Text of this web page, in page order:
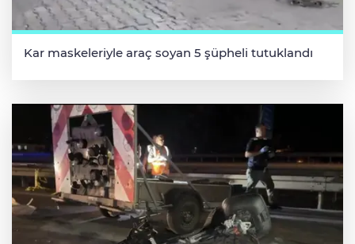
Kar maskeleriyle araç soyan 5 şüpheli tutuklandı